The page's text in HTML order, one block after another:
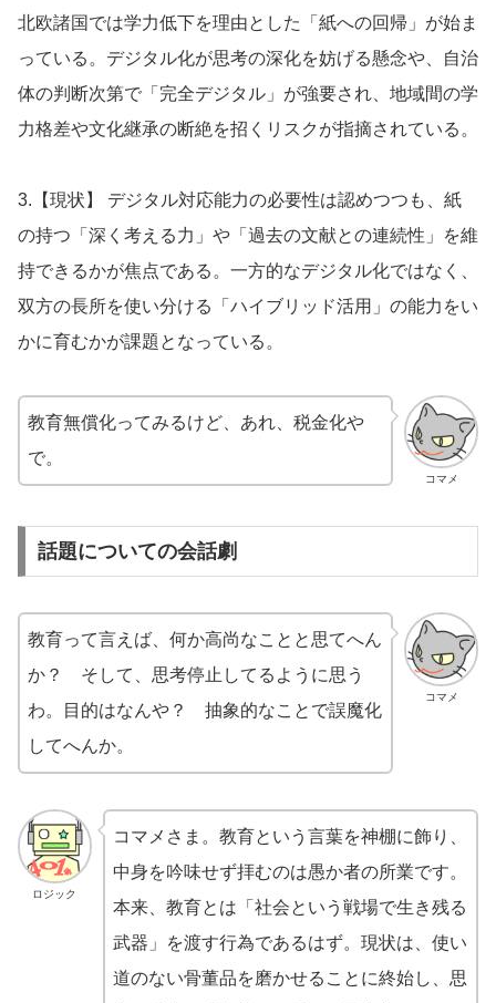
北欧諸国では学力低下を理由とした「紙への回帰」が始ま
っている。デジタル化が思考の深化を妨げる懸念や、自治
体の判断次第で「完全デジタル」が強要され、地域間の学
力格差や文化継承の断絶を招くリスクが指摘されている。
3.【現状】 デジタル対応能力の必要性は認めつつも、紙
の持つ「深く考える力」や「過去の文献との連続性」を維
持できるかが焦点である。一方的なデジタル化ではなく、
双方の長所を使い分ける「ハイブリッド活用」の能力をい
かに育むかが課題となっている。
コマメ
教育無償化ってみるけど、あれ、税金化や
で。
話題についての会話劇
コマメ
教育って言えば、何か高尚なことと思てへん
か？ そして、思考停止してるように思う
わ。目的はなんや？ 抽象的なことで誤魔化
してへんか。
ロジック
コマメさま。教育という言葉を神棚に飾り、
中身を吟味せず拝むのは愚か者の所業です。
本来、教育とは「社会という戦場で生き残る
武器」を渡す行為であるはず。現状は、使い
道のない骨董品を磨かせることに終始し、思